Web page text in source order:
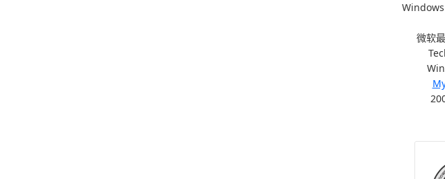
微软